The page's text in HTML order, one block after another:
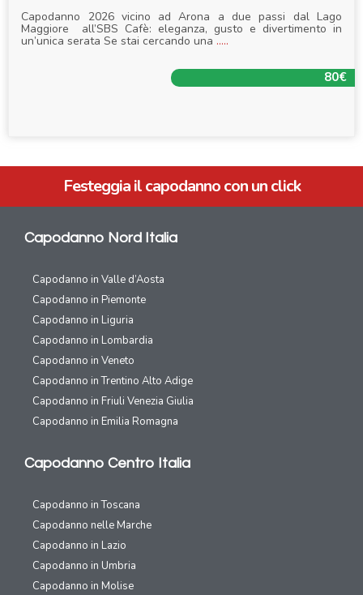
Capodanno 2026 vicino ad Arona a due passi dal Lago
Maggiore all’SBS Cafè: eleganza, gusto e divertimento in
un’unica serata Se stai cercando una .....
80€
Festeggia il capodanno con un click
Capodanno Nord Italia
Capodanno in Valle d’Aosta
Capodanno in Piemonte
Capodanno in Liguria
Capodanno in Lombardia
Capodanno in Veneto
Capodanno in Trentino Alto Adige
Capodanno in Friuli Venezia Giulia
Capodanno in Emilia Romagna
Capodanno Centro Italia
Capodanno in Toscana
Capodanno nelle Marche
Capodanno in Lazio
Capodanno in Umbria
Capodanno in Molise